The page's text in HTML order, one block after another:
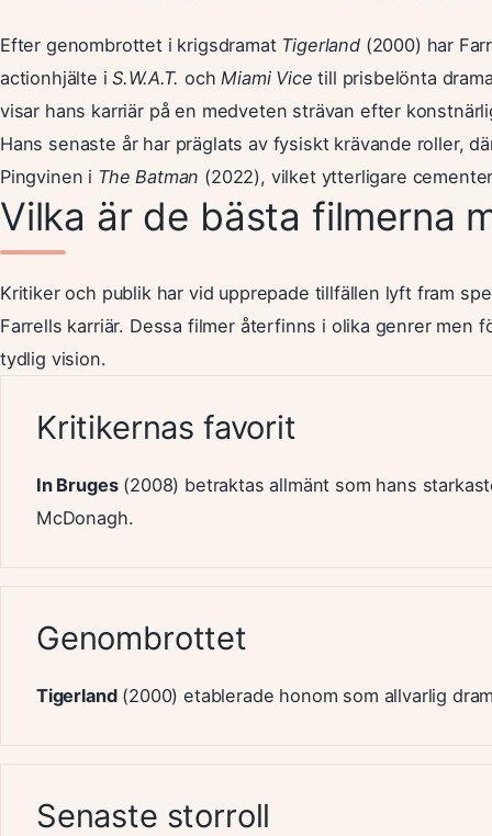
Efter genombrottet i krigsdramat Tigerland(2000) har
actionhjälte iS.W.A.T. ochMiami Vice till prisbelönta
visar hans karriär på en medveten strävan efter
Hans senaste år har präglats av fysiskt krävande roller,
Pingvinen i The Batman (2022), vilket ytterligare
Vilka är de bästa filmerna
Kritiker och publik har vid upprepade tillfällen lyft fram
Farrells karriär. Dessa filmer återfinns i olika genrer men
tydlig vision.
Kritikernas favorit
In Bruges(2008) betraktas allmänt som hans
McDonagh.
Genombrottet
Tigerland(2000) etablerade honom som allvarlig
Senaste storroll